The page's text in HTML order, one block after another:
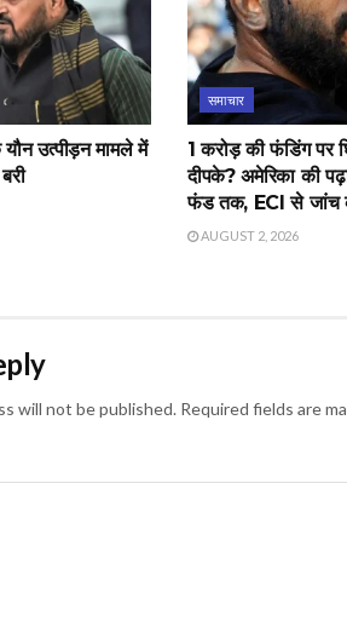
उत्पीड़न मामले में
समाचार
1 करोड़ की फंडिंग पर
दीपके? अमेरिका की
फंड तक, ECI से जांच
AUGUST 2, 2026
will not be published. Required fields are